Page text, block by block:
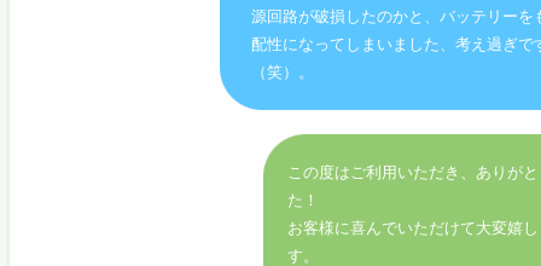
源回路が破損したのかと、バッテリーを
配性になってしまいました、考え過ぎで
（笑）。
この度はご利用いただき、ありが
た！
お客様に喜んでいただけて大変嬉
す。